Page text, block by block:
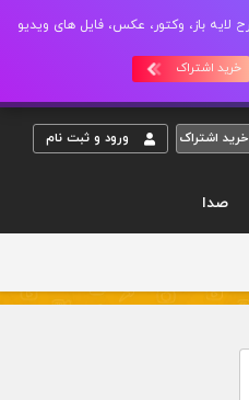
اشتراک ماهیانه تا 600 طرح لایه باز، وکتور، عکس، فایل های ویدیو
خرید اشتراک
خريد اشتراک ورود و ثبت نام
صدا